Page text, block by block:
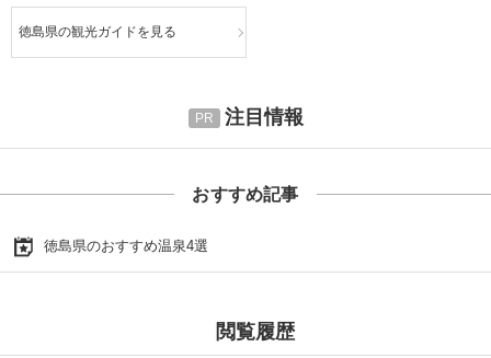
徳島県の観光ガイドを見る
注目情報
おすすめ記事
徳島県のおすすめ温泉4選
閲覧履歴